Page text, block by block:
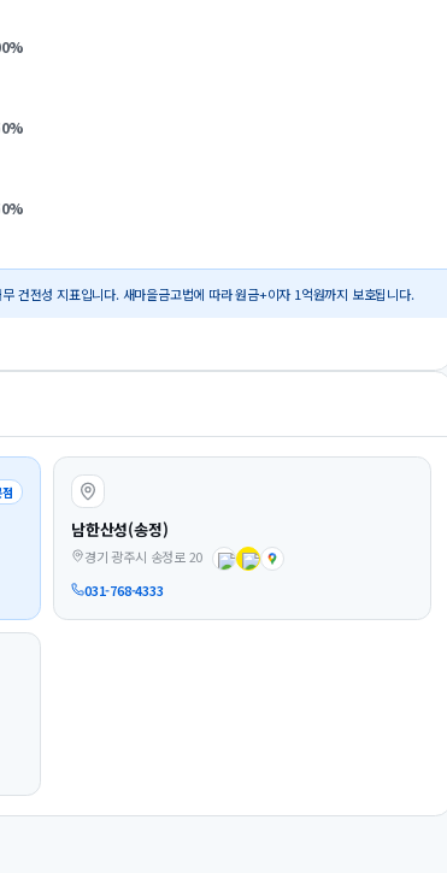
%
%
%
건전성 지표입니다. 새마을금고법에 따라 원금+이자 1억원까지 보호됩니다.
남한산성(송정)
경기 광주시 송정로 20
031-768-4333